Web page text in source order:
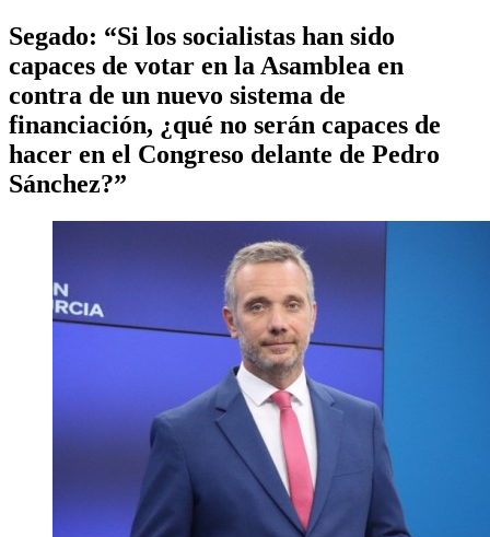
Segado: “Si los socialistas han sido
capaces de votar en la Asamblea en
contra de un nuevo sistema de
financiación, ¿qué no serán capaces de
hacer en el Congreso delante de Pedro
Sánchez?”